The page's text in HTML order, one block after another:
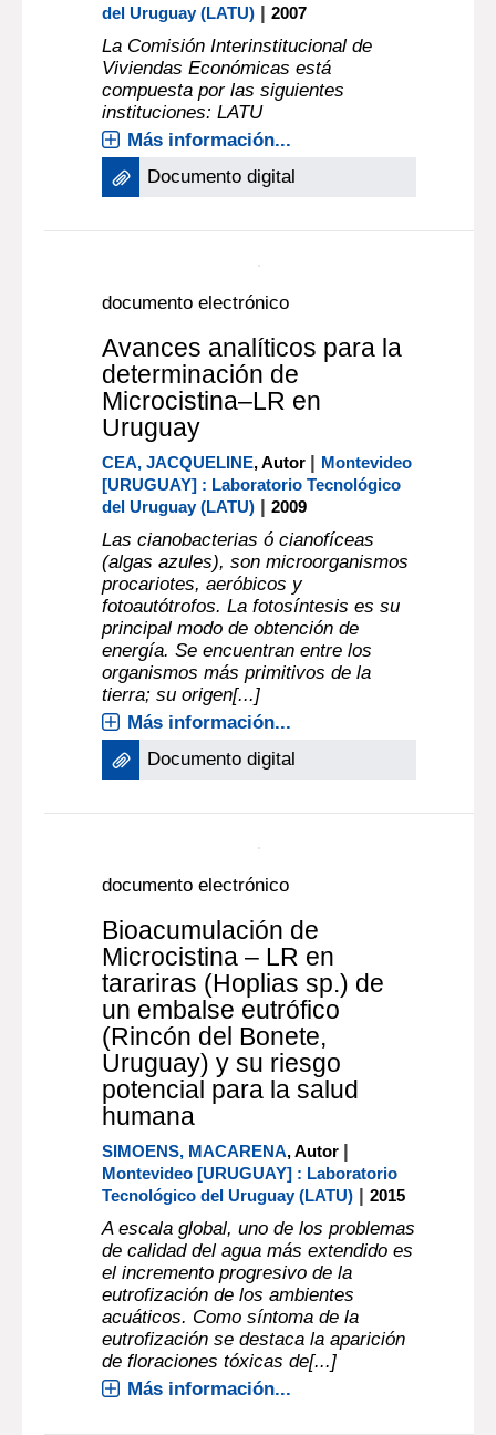
del Uruguay (LATU) |2007
La Comisión Interinstitucional de
Viviendas Económicas está
compuesta por las siguientes
instituciones: LATU
Más información...
Documento digital
documento electrónico
Avances analíticos para la
determinación de
Microcistina–LR en
Uruguay
CEA, JACQUELINE, Autor | Montevideo
[URUGUAY] : Laboratorio Tecnológico
del Uruguay (LATU) |2009
Las cianobacterias ó cianofíceas
(algas azules), son microorganismos
procariotes, aeróbicos y
fotoautótrofos. La fotosíntesis es su
principal modo de obtención de
energía. Se encuentran entre los
organismos más primitivos de la
tierra; su origen[...]
Más información...
Documento digital
documento electrónico
Bioacumulación de
Microcistina – LR en
tarariras (Hoplias sp.) de
un embalse eutrófico
(Rincón del Bonete,
Uruguay) y su riesgo
potencial para la salud
humana
SIMOENS, MACARENA, Autor |
Montevideo [URUGUAY] : Laboratorio
Tecnológico del Uruguay (LATU) |2015
A escala global, uno de los problemas
de calidad del agua más extendido es
el incremento progresivo de la
eutrofización de los ambientes
acuáticos. Como síntoma de la
eutrofización se destaca la aparición
de floraciones tóxicas de[...]
Más información...